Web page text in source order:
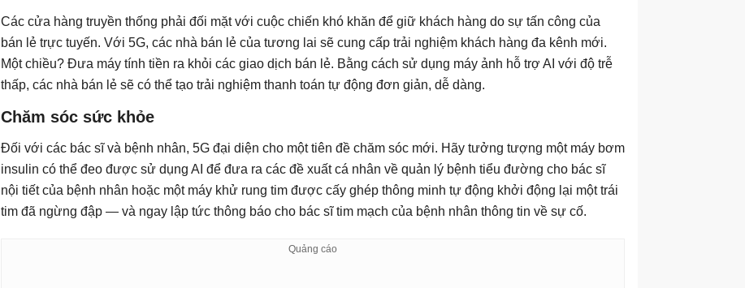
Các cửa hàng truyền thống phải đối mặt với cuộc chiến khó khăn để giữ khách hàng do sự tấn công của
bán lẻ trực tuyến. Với 5G, các nhà bán lẻ của tương lai sẽ cung cấp trải nghiệm khách hàng đa kênh mới.
Một chiều? Đưa máy tính tiền ra khỏi các giao dịch bán lẻ. Bằng cách sử dụng máy ảnh hỗ trợ AI với độ trễ
thấp, các nhà bán lẻ sẽ có thể tạo trải nghiệm thanh toán tự động đơn giản, dễ dàng.
Chăm sóc sức khỏe
Đối với các bác sĩ và bệnh nhân, 5G đại diện cho một tiên đề chăm sóc mới. Hãy tưởng tượng một máy bơm
insulin có thể đeo được sử dụng AI để đưa ra các đề xuất cá nhân về quản lý bệnh tiểu đường cho bác sĩ
nội tiết của bệnh nhân hoặc một máy khử rung tim được cấy ghép thông minh tự động khởi động lại một trái
tim đã ngừng đập — và ngay lập tức thông báo cho bác sĩ tim mạch của bệnh nhân thông tin về sự cố.